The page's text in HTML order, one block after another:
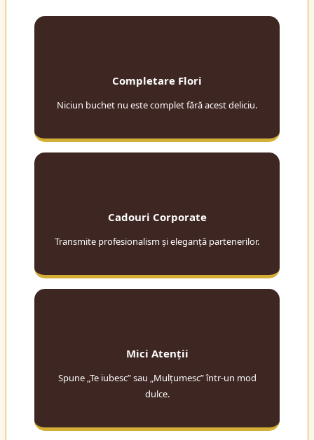
Completare Flori
Niciun buchet nu este complet fără acest deliciu.
Cadouri Corporate
Transmite profesionalism și eleganță partenerilor.
Mici Atenții
Spune „Te iubesc” sau „Mulțumesc” într-un mod
dulce.